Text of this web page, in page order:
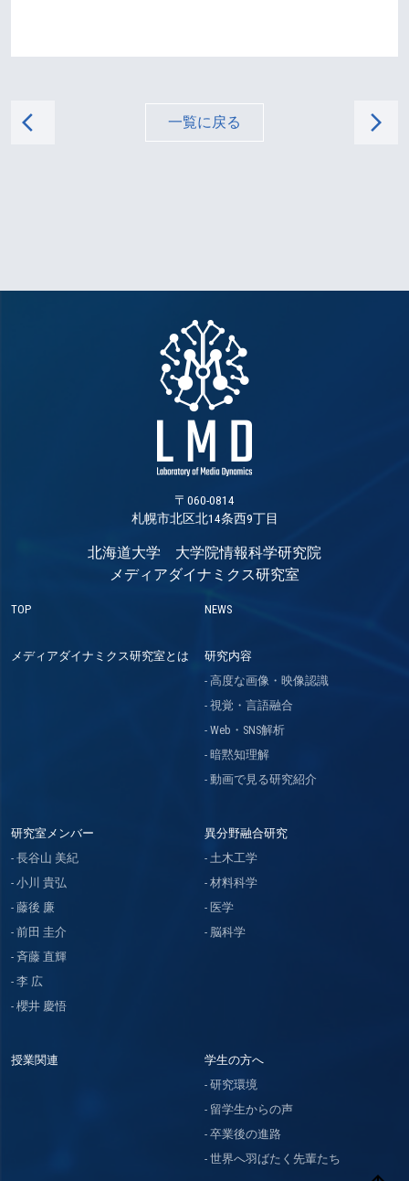
arrow_back_ios 一覧に戻る arrow_forward_ios
〒060-0814
札幌市北区北14条西9丁目
北海道大学 大学院情報科学研究院
メディアダイナミクス研究室
TOP NEWS
メディアダイナミクス研究室とは
研究内容
高度な画像・映像認識
視覚・言語融合
Web・SNS解析
暗黙知理解
動画で見る研究紹介
研究室メンバー
長谷山 美紀
小川 貴弘
藤後 廉
前田 圭介
斉藤 直輝
李 広
櫻井 慶悟
異分野融合研究
土木工学
材料科学
医学
脳科学
授業関連
学生の方へ
研究環境
留学生からの声
卒業後の進路
世界へ羽ばたく先輩たち